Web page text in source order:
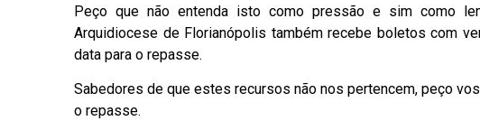
Peço que não entenda isto como pressão e sim como
Arquidiocese de Florianópolis também recebe boletos com
data para o repasse.
Sabedores de que estes recursos não nos pertencem, peço
o repasse.